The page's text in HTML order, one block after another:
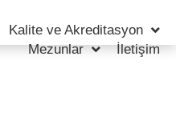
Kalite ve Akreditasyon
Mezunlar
İletişim